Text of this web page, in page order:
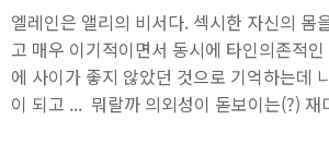
엘레인은 앨리의 비서다. 섹시한 자신의 몸
고 매우 이기적이면서 동시에 타인의존적
에 사이가 좋지 않았던 것으로 기억하는데
이 되고 ... 뭐랄까 의외성이 돋보이는(?) 재